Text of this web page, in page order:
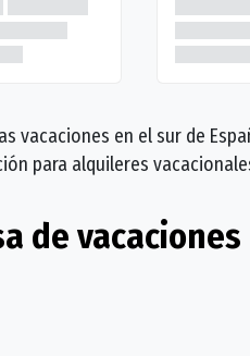
vacaciones en el sur de
para alquileres
de